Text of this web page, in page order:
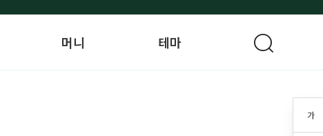
가
머니 테마